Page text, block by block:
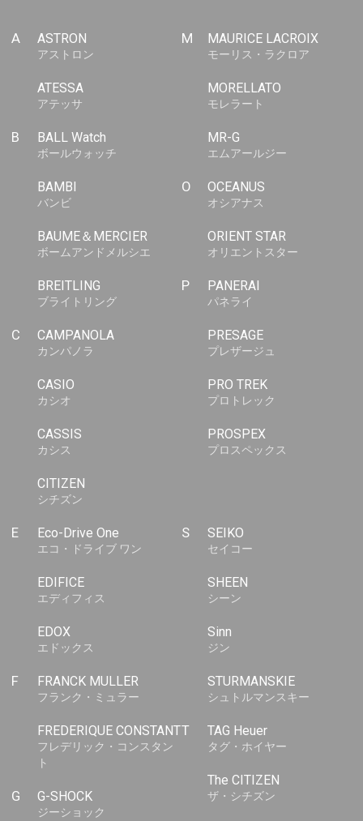
A ASTRON
アストロン
ATESSA
アテッサ
B BALL Watch
ボールウォッチ
BAMBI
バンビ
BAUME＆MERCIER
ボームアンドメルシエ
BREITLING
ブライトリング
C CAMPANOLA
カンパノラ
CASIO
カシオ
CASSIS
カシス
CITIZEN
シチズン
E Eco-Drive One
エコ・ドライブ ワン
EDIFICE
エディフィス
EDOX
エドックス
F FRANCK MULLER
フランク・ミュラー
FREDERIQUE CONSTANT
フレデリック・コンスタン
ト
G G-SHOCK
ジーショック
M MAURICE LACROIX
モーリス・ラクロア
MORELLATO
モレラート
MR-G
エムアールジー
O OCEANUS
オシアナス
ORIENT STAR
オリエントスター
P PANERAI
パネライ
PRESAGE
プレザージュ
PRO TREK
プロトレック
PROSPEX
プロスペックス
S SEIKO
セイコー
SHEEN
シーン
Sinn
ジン
STURMANSKIE
シュトルマンスキー
T TAG Heuer
タグ・ホイヤー
The CITIZEN
ザ・シチズン